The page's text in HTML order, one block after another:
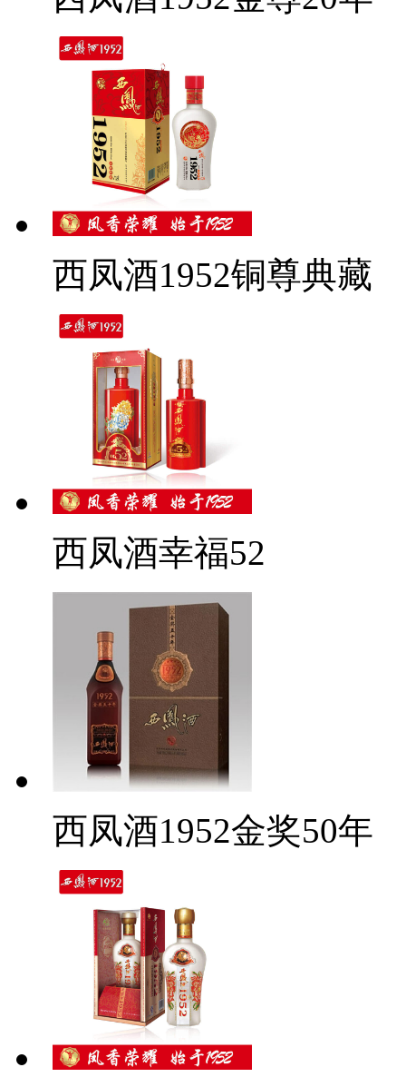
西凤酒1952铜尊典藏
西凤酒幸福52
西凤酒1952金奖50年